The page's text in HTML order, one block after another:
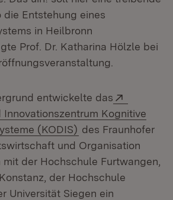
die Entstehung eines
in Heilbronn
Prof. Dr. Katharina Hölzle bei
entwickelte das
Innovationszentrum Kognitive
(KODIS) (Öffnet in neuem
des Fraunhofer
und Organisation
der Hochschule Furtwangen,
der Hochschule
Universität Siegen ein